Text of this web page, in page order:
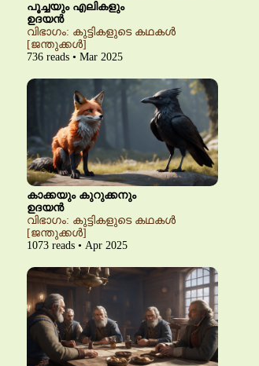
പൂച്ചയും എലികളും
ഉദയൻ
വിഭാഗം: കുട്ടികളുടെ കഥകൾ
[ജന്തുക്കൾ]
736 reads • Mar 2025
കാക്കയും കുറുക്കനും
ഉദയൻ
വിഭാഗം: കുട്ടികളുടെ കഥകൾ
[ജന്തുക്കൾ]
1073 reads • Apr 2025